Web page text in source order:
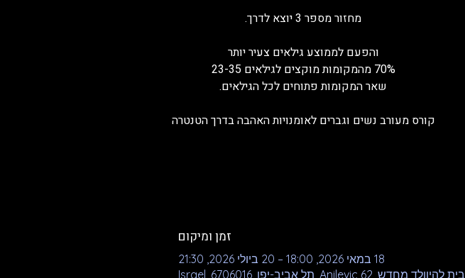
קורס מעורב נשים וגברים לאומנויות האהבה בדרך הטנטרה
זמן ומיקום
18 במאי 2026, 18:00 – 20 ביולי 2026, 21:30
בית להיוולד מחדש, Anilevic 62, תל אביב-יפו, 6706016, Israel